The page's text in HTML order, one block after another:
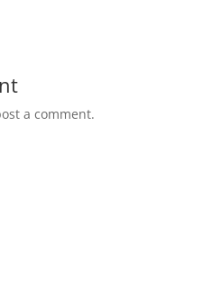
a comment.